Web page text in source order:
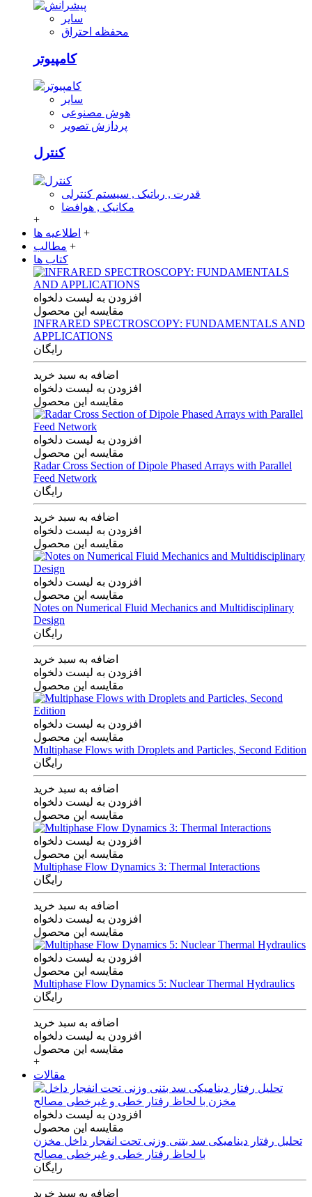
سایر
محفظه احتراق
کامپیوتر
سایر
هوش مصنوعی
پردازش تصویر
کنترل
قدرت , رباتیک , سیستم کنترلی
مکانیک , هوافضا
+
اطلاعیه ها +
مطالب +
کتاب ها
افزودن به لیست دلخواه
مقایسه این محصول
INFRARED SPECTROSCOPY: FUNDAMENTALS AND
APPLICATIONS
رایگان
اضافه به سبد خرید
افزودن به لیست دلخواه
مقایسه این محصول
افزودن به لیست دلخواه
مقایسه این محصول
Radar Cross Section of Dipole Phased Arrays with Parallel
Feed Network
رایگان
اضافه به سبد خرید
افزودن به لیست دلخواه
مقایسه این محصول
افزودن به لیست دلخواه
مقایسه این محصول
Notes on Numerical Fluid Mechanics and Multidisciplinary
Design
رایگان
اضافه به سبد خرید
افزودن به لیست دلخواه
مقایسه این محصول
افزودن به لیست دلخواه
مقایسه این محصول
Multiphase Flows with Droplets and Particles, Second Edition
رایگان
اضافه به سبد خرید
افزودن به لیست دلخواه
مقایسه این محصول
افزودن به لیست دلخواه
مقایسه این محصول
Multiphase Flow Dynamics 3: Thermal Interactions
رایگان
اضافه به سبد خرید
افزودن به لیست دلخواه
مقایسه این محصول
افزودن به لیست دلخواه
مقایسه این محصول
Multiphase Flow Dynamics 5: Nuclear Thermal Hydraulics
رایگان
اضافه به سبد خرید
افزودن به لیست دلخواه
مقایسه این محصول
+
مقالات
افزودن به لیست دلخواه
مقایسه این محصول
تحلیل رفتار دینامیکی سد بتنی وزنی تحت انفجار داخل مخزن
با لحاظ رفتار خطی و غیرخطی مصالح
رایگان
اضافه به سبد خرید